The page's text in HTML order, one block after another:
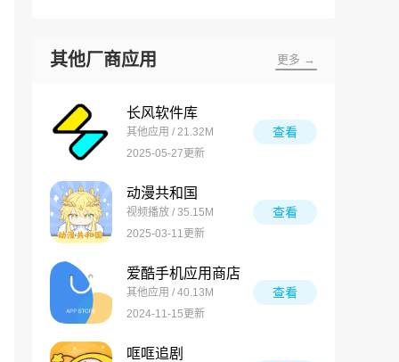
其他厂商应用 更多 →
长风软件库
其他应用 / 21.32M
2025-05-27更新
查看
动漫共和国
视频播放 / 35.15M
2025-03-11更新
查看
爱酷手机应用商店
其他应用 / 40.13M
2024-11-15更新
查看
哐哐追剧